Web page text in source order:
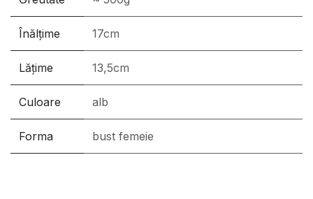
Înălțime 17cm
Lățime 13,5cm
Culoare alb
Forma bust femeie